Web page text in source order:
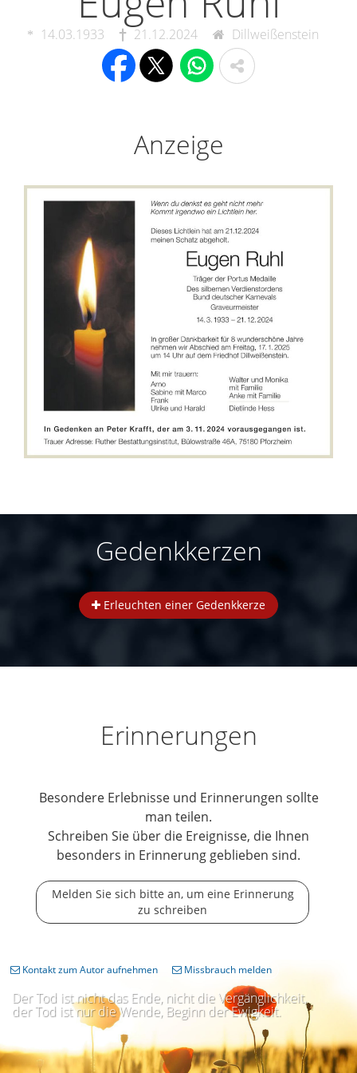
14.03.1933 21.12.2024 Dillweißenstein
Anzeige
Gedenkkerzen
Erleuchten einer Gedenkkerze
Erinnerungen
Besondere Erlebnisse und Erinnerungen sollte
man teilen.
Schreiben Sie über die Ereignisse, die Ihnen
besonders in Erinnerung geblieben sind.
Melden Sie sich bitte an, um eine Erinnerung
zu schreiben
Der Tod ist nicht das Ende, nicht die Vergänglichkeit,
der Tod ist nur die Wende, Beginn der Ewigkeit.
Kontakt zum Autor aufnehmen Missbrauch melden